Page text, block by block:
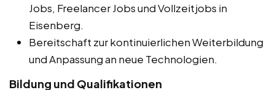
Jobs, Freelancer Jobs und Vollzeitjobs in
Eisenberg.
Bereitschaft zur kontinuierlichen Weiterbildung
und Anpassung an neue Technologien.
Bildung und Qualifikationen